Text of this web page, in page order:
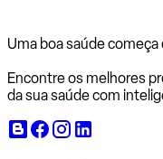
Uma boa saúde começa
Encontre os melhores
da sua saúde com